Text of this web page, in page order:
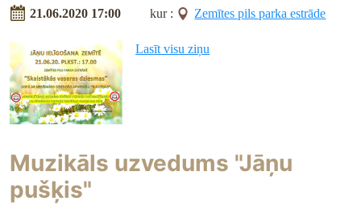
21.06.2020 17:00 kur : Zemītes pils parka estrāde
Lasīt visu ziņu
Muzikāls uzvedums "Jāņu
pušķis"